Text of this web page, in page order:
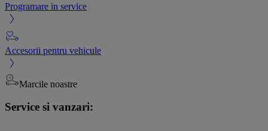
Programare in service
Accesorii pentru vehicule
Marcile noastre
Service si vanzari: